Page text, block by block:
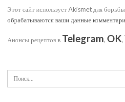
Этот сайт использует Akismet для
обрабатываются ваши данные
Анонсы рецептов в Telegram, OK,